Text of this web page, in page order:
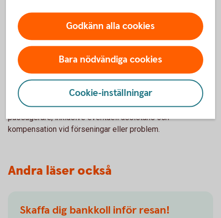
Nödsituationer
Känn till försäkringens täckning för eventuella
nödsituationer under resan och för förlossning utomlands.
Flygbolagets ansvar
Förstå flygbolagets ansvar och rättigheter för gravida
passagerare, inklusive eventuell assistans och
kompensation vid förseningar eller problem.
Andra läser också
Skaffa dig bankkoll inför resan!
Godkänn alla cookies
Bara nödvändiga cookies
Cookie-inställningar